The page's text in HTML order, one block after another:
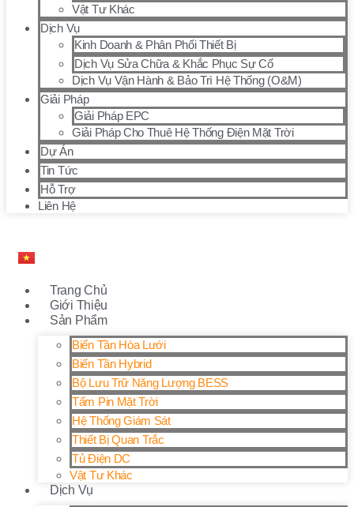
Vật Tư Khác
Dịch Vụ
Kinh Doanh & Phân Phối Thiết Bị
Dịch Vụ Sửa Chữa & Khắc Phục Sự Cố
Dịch Vụ Vận Hành & Bảo Trì Hệ Thống (O&M)
Giải Pháp
Giải Pháp EPC
Giải Pháp Cho Thuê Hệ Thống Điện Mặt Trời
Dự Án
Tin Tức
Hỗ Trợ
Liên Hệ
Trang Chủ
Giới Thiệu
Sản Phẩm
Biến Tần Hòa Lưới
Biến Tần Hybrid
Bộ Lưu Trữ Năng Lượng BESS
Tấm Pin Mặt Trời
Hệ Thống Giám Sát
Thiết Bị Quan Trắc
Tủ Điện DC
Vật Tư Khác
Dịch Vụ